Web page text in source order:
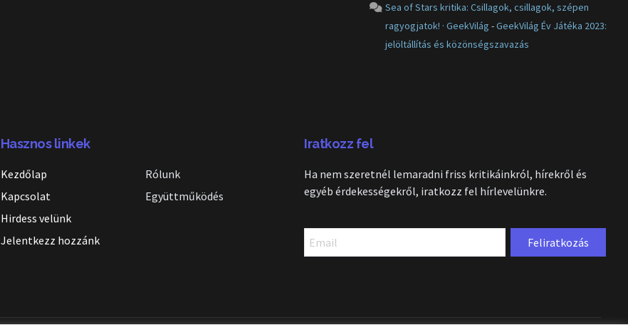
Sea of Stars kritika: Csillagok, csillagok, szépen
ragyogjatok! · GeekVilág -GeekVilág Év Játéka 2023:
jelöltállítás és közönségszavazás
Hasznos linkek
Kezdőlap
Kapcsolat
Hirdess velünk
Jelentkezz hozzánk
Rólunk
Együttműködés
Iratkozz fel
Ha nem szeretnél lemaradni friss kritikáinkról, hírekről és
egyéb érdekességekről, iratkozz fel hírlevelünkre.
Feliratkozás